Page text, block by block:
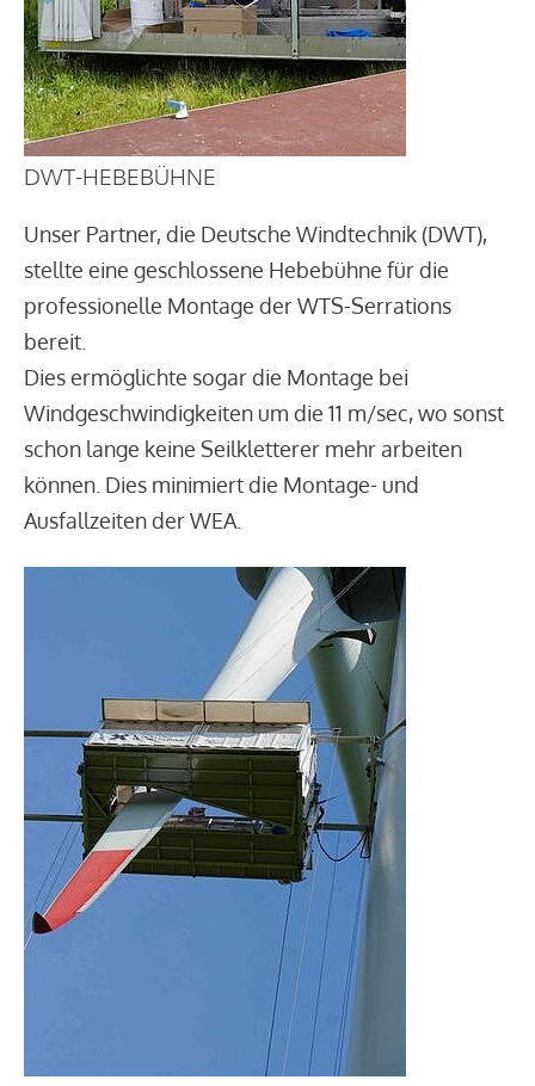
DWT-HEBEBÜHNE
Unser Partner, die Deutsche Windtechnik (DWT),
stellte eine geschlossene Hebebühne für die
professionelle Montage der WTS-Serrations
bereit.
Dies ermöglichte sogar die Montage bei
Windgeschwindigkeiten um die 11 m/sec, wo sonst
schon lange keine Seilkletterer mehr arbeiten
können. Dies minimiert die Montage- und
Ausfallzeiten der WEA.